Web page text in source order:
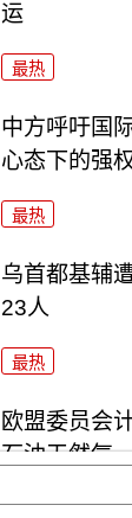
运
最热
中方呼吁国
心态下的强
最热
乌首都基辅
23人
最热
欧盟委员会
石油天然气
最热